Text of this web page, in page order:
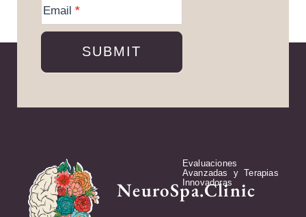
Information
Email *
SUBMIT
NeuroSpa.Clinic
Evaluaciones
Avanzadas y Terapias
Innovadoras